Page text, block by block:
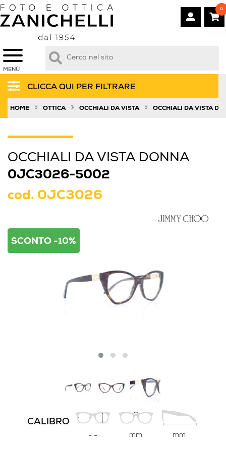
MENÙ
0
CLICCA QUI PER FILTRARE
HOME » OTTICA » OCCHIALI DA VISTA » OCCHIALI DA VISTA
OCCHIALI DA VISTA DONNA
0JC3026-5002
cod. 0JC3026
SCONTO -10%
CALIBRO
- - mm mm